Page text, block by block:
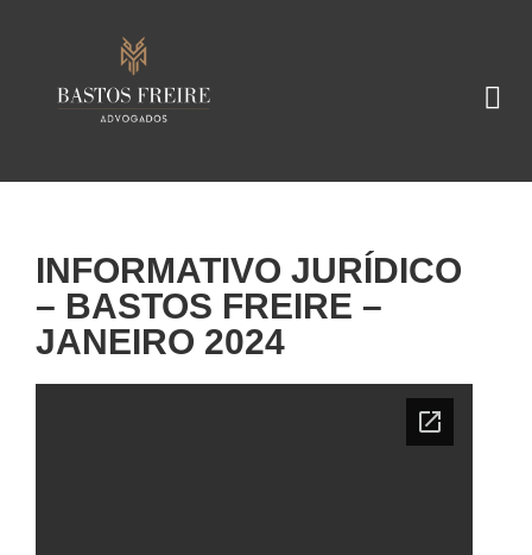
INFORMATIVO JURÍDICO
– BASTOS FREIRE –
JANEIRO 2024